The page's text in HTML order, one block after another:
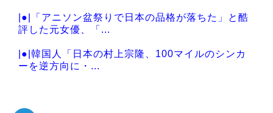
|●|「アニソン盆祭りで日本の品格が落ちた」と酷
評した元女優、「...
|●|韓国人「日本の村上宗隆、100マイルのシンカ
ーを逆方向に・...